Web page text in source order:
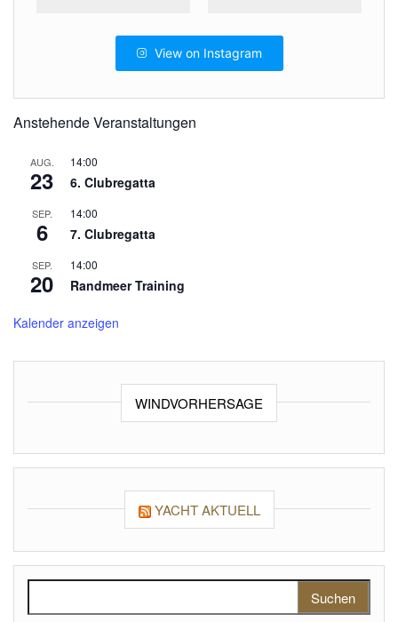
View on Instagram
Anstehende Veranstaltungen
AUG.
23
14:00
6. Clubregatta
SEP.
6
14:00
7. Clubregatta
SEP.
20
14:00
Randmeer Training
Kalender anzeigen
WINDVORHERSAGE
YACHT AKTUELL